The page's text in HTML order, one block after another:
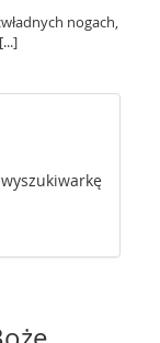
nogach,